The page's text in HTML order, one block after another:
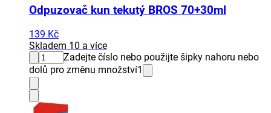
Odpuzovač kun tekutý BROS 70+30ml
139 Kč
Skladem 10 a více
Zadejte číslo nebo použijte šipky nahoru nebo
dolů pro změnu množství1